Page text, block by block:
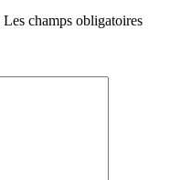
Les champs obligatoires